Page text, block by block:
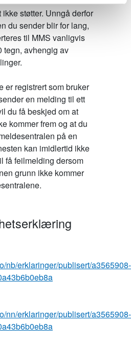
støtter. Unngå derfor
du sender blir for lang,
til MMS vanligvis
tegn, avhengig av
en melding til ett
du få beskjed om at
kommer frem og at du
på en
kan imidlertid ikke
få feilmelding dersom
grunn ikke kommer
nb/erklaringer/publisert/a3565908-
nn/erklaringer/publisert/a3565908-